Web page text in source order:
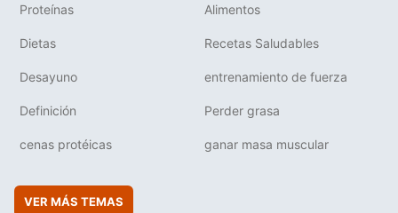
Proteínas Alimentos
Dietas Recetas Saludables
Desayuno entrenamiento de fuerza
Definición Perder grasa
cenas protéicas ganar masa muscular
VER MÁS TEMAS